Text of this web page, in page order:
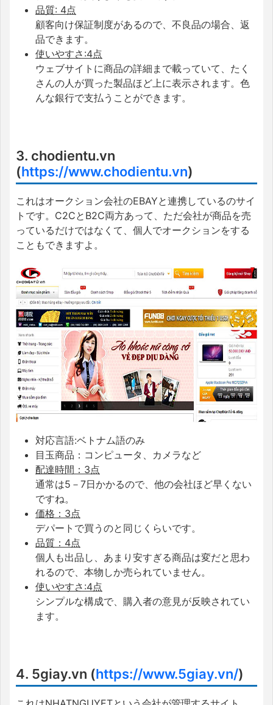
品質: 4点
顧客向け保証制度があるので、不良品の場合、返
品できます。
使いやすさ:4点
ウェブサイトに商品の詳細まで載っていて、たく
さんの人が買った製品ほど上に表示されます。色
んな銀行で支払うことができます。
3. chodientu.vn
(https://www.chodientu.vn)
これはオークション会社のEBAYと連携しているのサイ
トです。C2CとB2C両方あって、ただ会社が商品を売
っているだけではなくて、個人でオークションをする
こともできますよ。
対応言語:ベトナム語のみ
目玉商品：コンピュータ、カメラなど
配達時間：3点
通常は5－7日かかるので、他の会社ほど早くない
ですね。
価格：3点
デパートで買うのと同じくらいです。
品質：4点
個人も出品し、あまり安すぎる商品は変だと思わ
れるので、本物しか売られていません。
使いやすさ:4点
シンプルな構成で、購入者の意見が反映されてい
ます。
4. 5giay.vn (https://www.5giay.vn/)